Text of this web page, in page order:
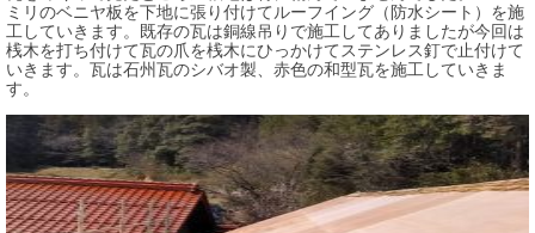
ミリのベニヤ板を下地に張り付けてルーフイング（防水シート）を施
工していきます。既存の瓦は銅線吊りで施工してありましたが今回は
桟木を打ち付けて瓦の爪を桟木にひっかけてステンレス釘で止付けて
いきます。瓦は石州瓦のシバオ製、赤色の和型瓦を施工していきま
す。